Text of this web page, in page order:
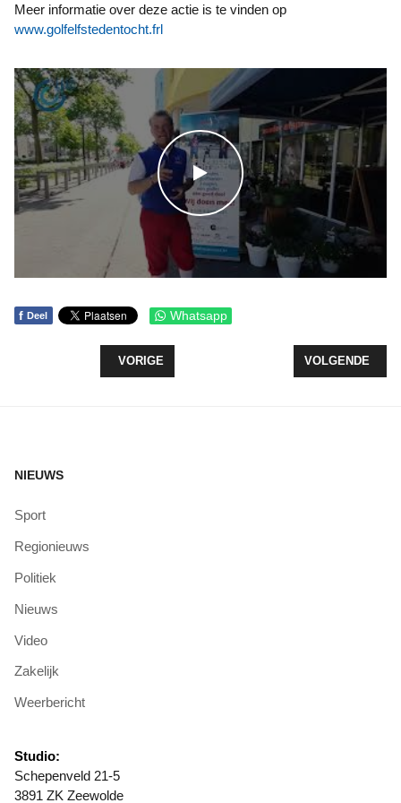
Meer informatie over deze actie is te vinden op
www.golfelfstedentocht.frl
WATCH THE VIDEO
f Deel Whatsapp
VORIG ARTIKEL: ZEEWOLDE GENIET VAN
VORIGE VOLGENDE
VOLGENDE
NIEUWS
Sport
Regionieuws
Politiek
Nieuws
Video
Zakelijk
Weerbericht
Studio:
Schepenveld 21-5
3891 ZK Zeewolde